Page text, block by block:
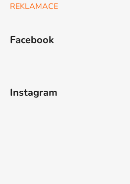
REKLAMACE
Facebook
Instagram